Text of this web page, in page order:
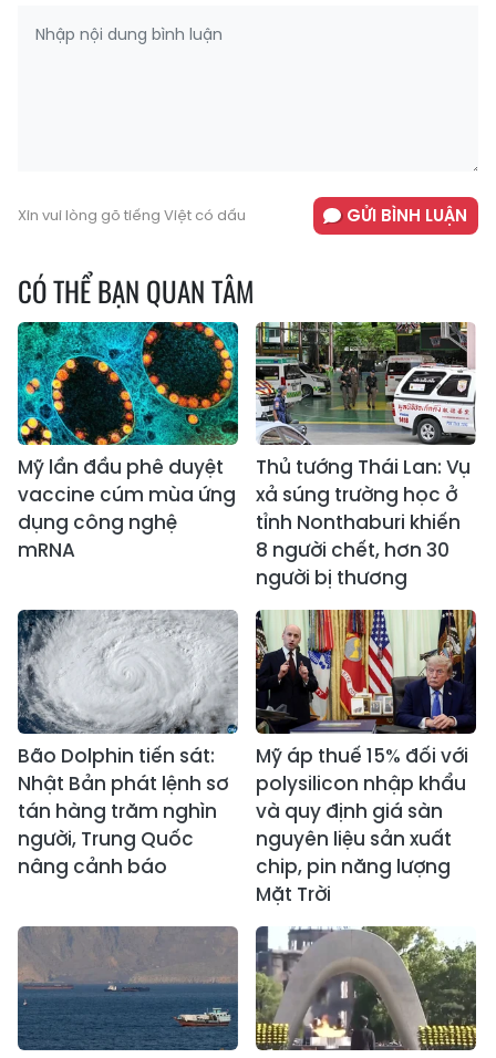
Xin vui lòng gõ tiếng Việt có dấu GỬI BÌNH LUẬN
CÓ THỂ BẠN QUAN TÂM
Mỹ lần đầu phê duyệt
vaccine cúm mùa ứng
dụng công nghệ
mRNA
Thủ tướng Thái Lan: Vụ
xả súng trường học ở
tỉnh Nonthaburi khiến
8 người chết, hơn 30
người bị thương
Bão Dolphin tiến sát:
Nhật Bản phát lệnh sơ
tán hàng trăm nghìn
người, Trung Quốc
nâng cảnh báo
Mỹ áp thuế 15% đối với
polysilicon nhập khẩu
và quy định giá sàn
nguyên liệu sản xuất
chip, pin năng lượng
Mặt Trời